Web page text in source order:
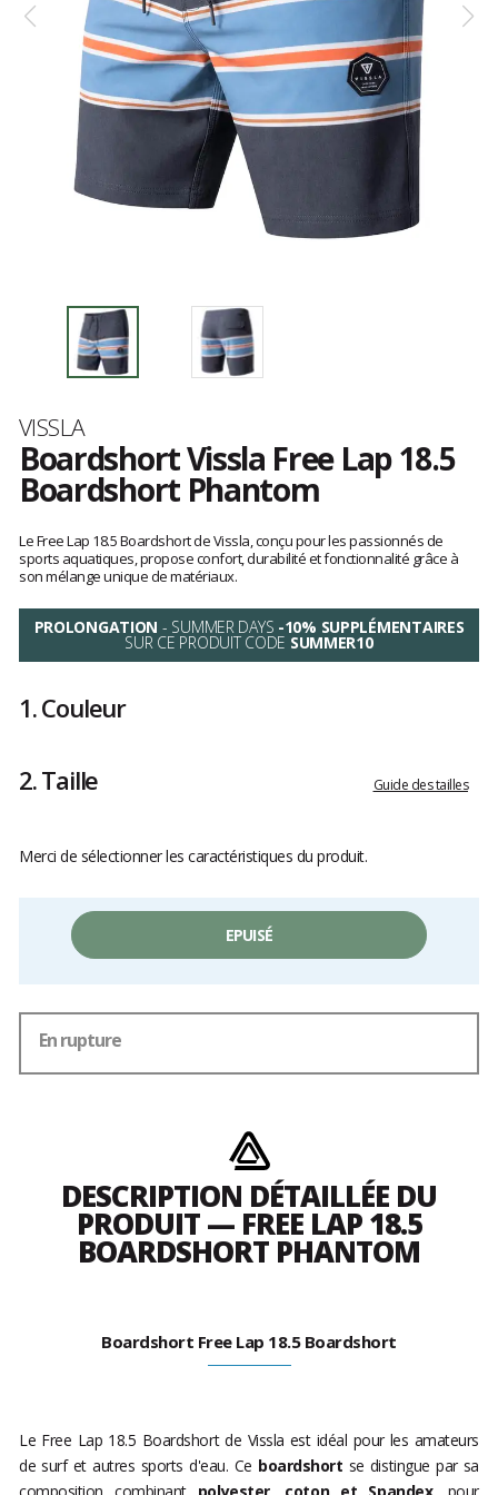
Marque
VISSLA
Boardshort Vissla Free Lap 18.5
Boardshort Phantom
avis
clients
Le Free Lap 18.5 Boardshort de Vissla, conçu pour les passionnés de
sports aquatiques, propose confort, durabilité et fonctionnalité grâce à
son mélange unique de matériaux.
PROLONGATION - SUMMER DAYS -10% SUPPLÉMENTAIRES
SUR CE PRODUIT CODE SUMMER10
1.Couleur
2.Taille Guide des tailles
Merci de sélectionner les caractéristiques du produit.
EPUISÉ
En rupture
DESCRIPTION DÉTAILLÉE DU
PRODUIT — FREE LAP 18.5
BOARDSHORT PHANTOM
Boardshort Free Lap 18.5 Boardshort
Le Free Lap 18.5 Boardshort de Vissla est idéal pour les amateurs
de surf et autres sports d'eau. Ce boardshort se distingue par sa